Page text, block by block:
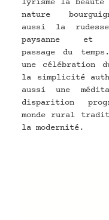
nature
aussi la
paysanne et
passage du
une célébration
la simplicité
aussi une
disparition
monde rural
la modernité.